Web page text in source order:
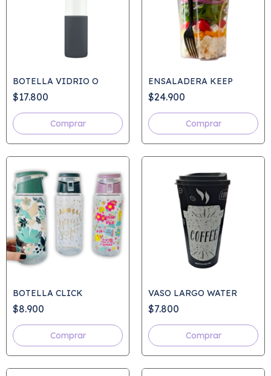
BOTELLA VIDRIO O
$17.800
Comprar
ENSALADERA KEEP
$24.900
Comprar
BOTELLA CLICK
$8.900
Comprar
VASO LARGO WATER
$7.800
Comprar